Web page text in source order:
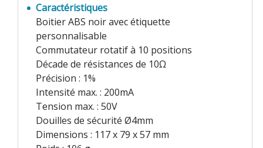
Caractéristiques
Boitier ABS noir avec étiquette
personnalisable
Commutateur rotatif à 10 positions
Décade de résistances de 10Ω
Précision : 1%
Intensité max. : 200mA
Tension max. : 50V
Douilles de sécurité Ø4mm
Dimensions : 117 x 79 x 57 mm